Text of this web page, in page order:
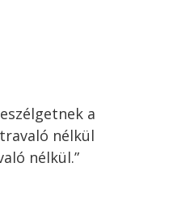
a
nélkül
nélkül.”